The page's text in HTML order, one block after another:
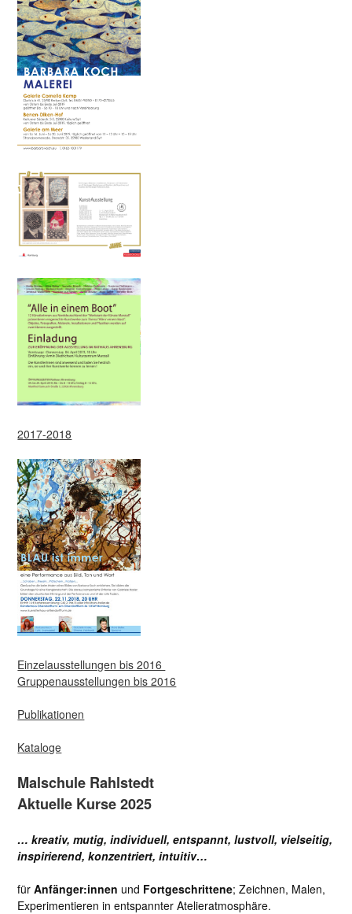
2017-2018
Einzelausstellungen bis 2016
Gruppenausstellungen bis 2016
Publikationen
Kataloge
Malschule Rahlstedt
Aktuelle Kurse 2025
… kreativ, mutig, individuell, entspannt, lustvoll, vielseitig,
inspirierend, konzentriert, intuitiv…
fürAnfänger:innen und Fortgeschrittene; Zeichnen, Malen,
Experimentieren in entspannter Atelieratmosphäre.